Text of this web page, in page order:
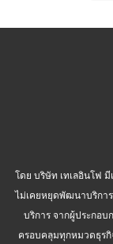
โดย บริษัท เทเลอินโฟ
ไม่เคยหยุดพัฒนาบริกา
บริการ จากผู้ประกอ
ครอบคลุมทุกหมวดธุรกิ